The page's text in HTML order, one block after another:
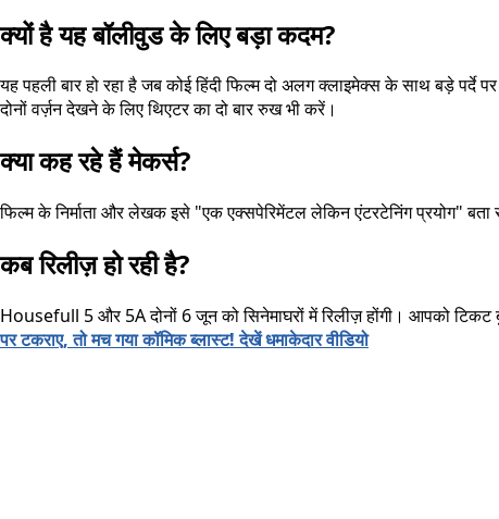
क्यों है यह बॉलीवुड के लिए बड़ा कदम?
यह पहली बार हो रहा है जब कोई हिंदी फिल्म दो अलग क्लाइमेक्स के साथ बड़े
दोनों वर्ज़न देखने के लिए थिएटर का दो बार रुख भी करें।
क्या कह रहे हैं मेकर्स?
फिल्म के निर्माता और लेखक इसे "एक एक्सपेरिमेंटल लेकिन एंटरटेनिंग प्रयोग"
कब रिलीज़ हो रही है?
Housefull 5 और 5A दोनों 6 जून को सिनेमाघरों में रिलीज़ होंगी। आपको
पर टकराए, तो मच गया कॉमिक ब्लास्ट! देखें धमाकेदार वीडियो